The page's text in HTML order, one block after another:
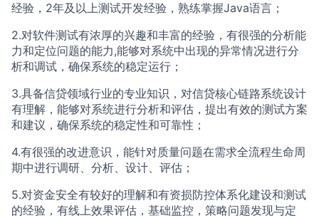
经验，2年及以上测试开发经验，熟练掌握Java语言；
2.对软件测试有浓厚的兴趣和丰富的经验，有很强的分析能
力和定位问题的能力,能够对系统中出现的异常情况进行分
析和调试，确保系统的稳定运行；
3.具备信贷领域行业的专业知识，对信贷核心链路系统设计
有理解，能够对系统进行分析和评估，提出有效的测试方案
和建议，确保系统的稳定性和可靠性；
4.有很强的改进意识，能针对质量问题在需求全流程生命周
期中进行调研、分析、设计、评估；
5.对资金安全有较好的理解和有资损防控体系化建设和测试
的经验，有线上效果评估，基础监控，策略问题发现与定